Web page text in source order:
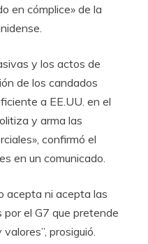
en cómplice» de la
y los actos de
de los candados
a EE.UU. en el
y arma las
confirmó el
en un comunicado.
acepta ni acepta las
el G7 que pretende
prosiguió.